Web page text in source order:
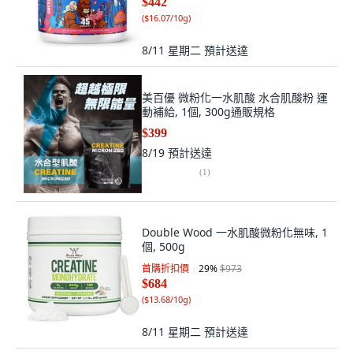
($16.07/10g)
8/11 星期二 預計送達
美百優 微粉化一水肌酸 水合肌酸粉 運
動補給, 1個, 300g通販規格
$399
8/19 預計送達
(1)
Double Wood 一水肌酸微粉化無味, 1
個, 500g
首購折扣價 29%$973
$684
($13.68/10g)
8/11 星期二 預計送達